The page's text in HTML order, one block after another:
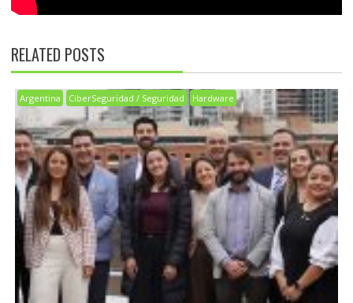
RELATED POSTS
Argentina CiberSeguridad / Seguridad Hardware